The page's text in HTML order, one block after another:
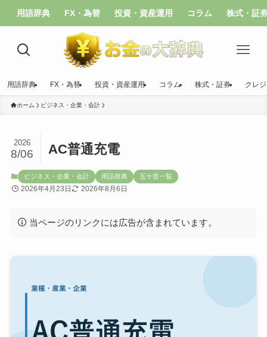
用語辞典 FX・為替 投資・資産運用 コラム 株式・証
用語辞典 FX・為替 投資・資産運用 コラム 株式・証券 クレ
ホーム ビジネス・企業・会計
AC普通充電
2026
8/06
ビジネス・企業・会計 用語辞典 五十音一覧
2026年4月23日 2026年8月6日
当ページのリンクには広告が含まれています。